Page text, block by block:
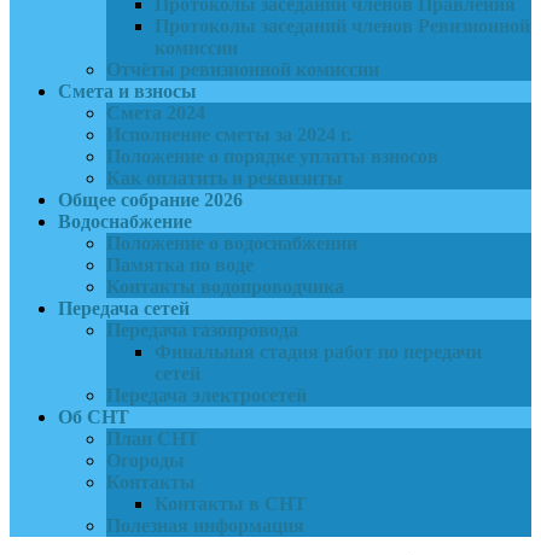
Протоколы заседаний членов Правления
Протоколы заседаний членов Ревизионной
комиссии
Отчёты ревизионной комиссии
Смета и взносы
Смета 2024
Исполнение сметы за 2024 г.
Положение о порядке уплаты взносов
Как оплатить и реквизиты
Общее собрание 2026
Водоснабжение
Положение о водоснабжении
Памятка по воде
Контакты водопроводчика
Передача сетей
Передача газопровода
Финальная стадия работ по передачи
сетей
Передача электросетей
Об СНТ
План СНТ
Огороды
Контакты
Контакты в СНТ
Полезная информация